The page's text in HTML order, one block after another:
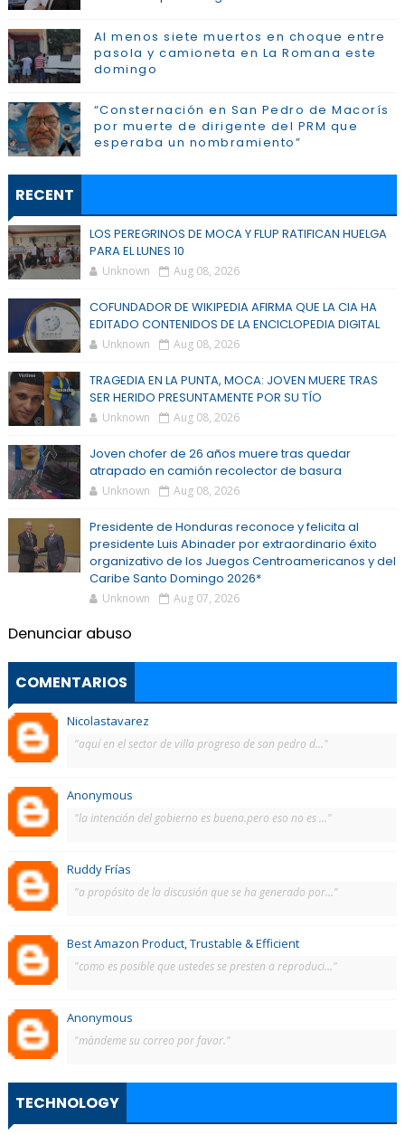
Al menos siete muertos en choque entre
pasola y camioneta en La Romana este
domingo
“Consternación en San Pedro de Macorís
por muerte de dirigente del PRM que
esperaba un nombramiento”
RECENT
LOS PEREGRINOS DE MOCA Y FLUP RATIFICAN HUELGA
PARA EL LUNES 10
Unknown Aug 08, 2026
COFUNDADOR DE WIKIPEDIA AFIRMA QUE LA CIA HA
EDITADO CONTENIDOS DE LA ENCICLOPEDIA DIGITAL
Unknown Aug 08, 2026
TRAGEDIA EN LA PUNTA, MOCA: JOVEN MUERE TRAS
SER HERIDO PRESUNTAMENTE POR SU TÍO
Unknown Aug 08, 2026
Joven chofer de 26 años muere tras quedar
atrapado en camión recolector de basura
Unknown Aug 08, 2026
Presidente de Honduras reconoce y felicita al
presidente Luis Abinader por extraordinario éxito
organizativo de los Juegos Centroamericanos y del
Caribe Santo Domingo 2026*
Unknown Aug 07, 2026
Denunciar abuso
COMENTARIOS
Nicolastavarez
"aquí en el sector de villa progreso de san pedro d..."
Anonymous
"la intención del gobierno es buena.pero eso no es ..."
Ruddy Frías
"a propósito de la discusión que se ha generado por..."
Best Amazon Product, Trustable & Efficient
"como es posible que ustedes se presten a reproduci..."
Anonymous
"màndeme su correo por favor."
TECHNOLOGY